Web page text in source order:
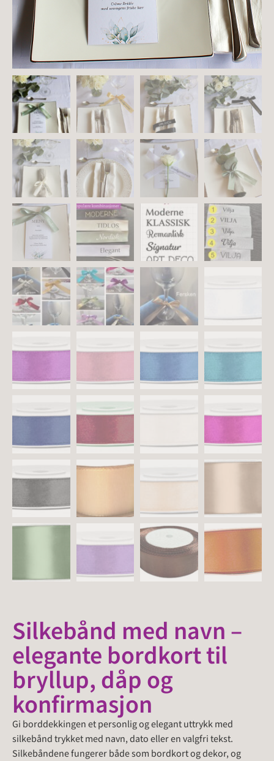
Silkebånd med navn –
elegante bordkort til
bryllup, dåp og
konfirmasjon
Gi borddekkingen et personlig og elegant uttrykk med
silkebånd trykket med navn, dato eller en valgfri tekst.
Silkebåndene fungerer både som bordkort og dekor, og